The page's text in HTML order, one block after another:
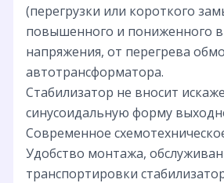
(перегрузки или короткого
повышенного и пониженного
напряжения, от перегрева
автотрансформатора.
Стабилизатор не вносит
синусоидальную форму
Современное
Удобство монтажа,
транспортировки